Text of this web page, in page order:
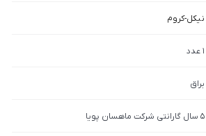
نیکل-کروم
1 عدد
براق
5 سال گارانتی شرکت ماهسان پویا